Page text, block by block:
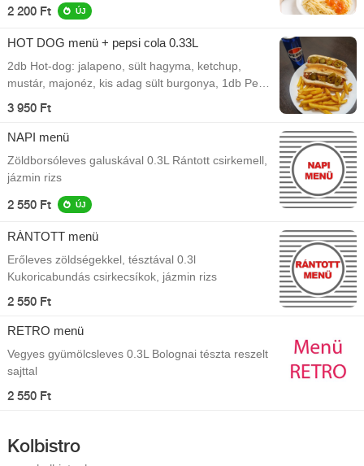
2 200 Ft ÚJ
HOT DOG menü + pepsi cola 0.33L
2db Hot-dog: jalapeno, sült hagyma, ketchup,
mustár, majonéz, kis adag sült burgonya, 1db Pepsi
termék üditő (0,33l)
3 950 Ft
NAPI menü
Zöldborsóleves galuskával 0.3L Rántott csirkemell,
jázmin rizs
2 550 Ft ÚJ
RÁNTOTT menü
Erőleves zöldségekkel, tésztával 0.3l
Kukoricabundás csirkecsíkok, jázmin rizs
2 550 Ft
RETRO menü
Vegyes gyümölcsleves 0.3L Bolognai tészta reszelt
sajttal
2 550 Ft
Kolbistro